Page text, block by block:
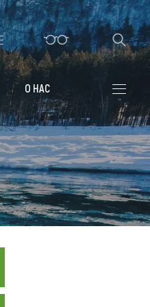
зимовка
отели
О НАС